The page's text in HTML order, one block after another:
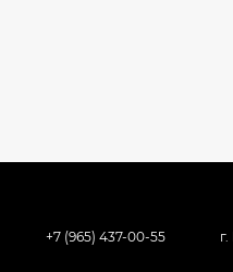
+7 (965) 437-00-55